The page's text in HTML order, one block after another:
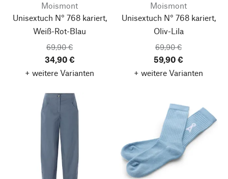
Moismont
Unisextuch N° 768 kariert,
Weiß-Rot-Blau
69,90 €
34,90 €
+ weitere Varianten
Moismont
Unisextuch N° 768 kariert,
Oliv-Lila
69,90 €
59,90 €
+ weitere Varianten